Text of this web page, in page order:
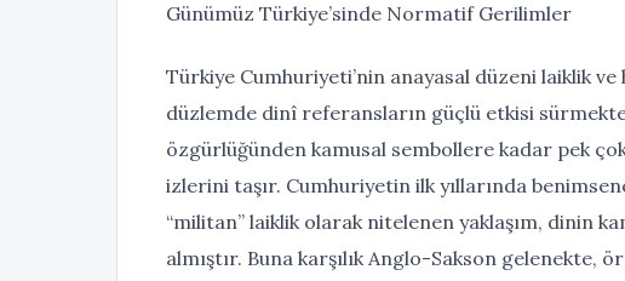
Günümüz Türkiye’sinde Normatif Gerilimler
Türkiye Cumhuriyeti’nin anayasal düzeni laiklik
düzlemde dinî referansların güçlü etkisi
özgürlüğünden kamusal sembollere kadar pek
izlerini taşır. Cumhuriyetin ilk yıllarında
“militan” laiklik olarak nitelenen yaklaşım, dinin
almıştır. Buna karşılık Anglo-Sakson